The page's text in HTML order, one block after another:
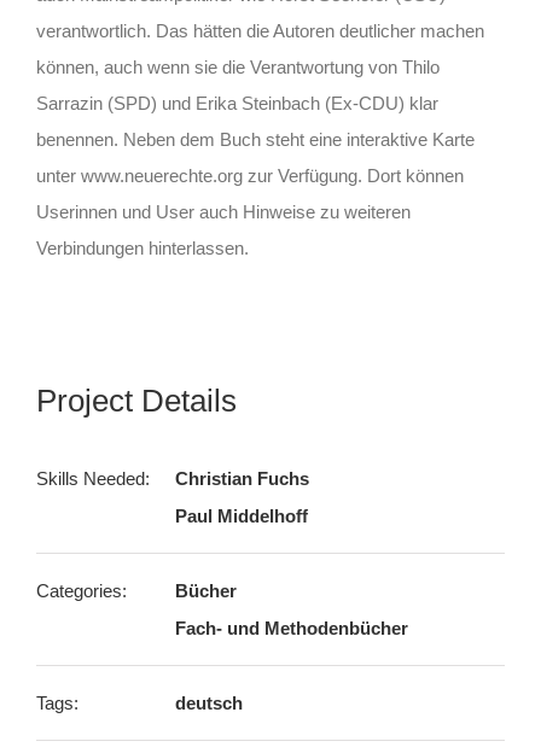
verantwortlich. Das hätten die Autoren deutlicher machen
können, auch wenn sie die Verantwortung von Thilo
Sarrazin (SPD) und Erika Steinbach (Ex-CDU) klar
benennen. Neben dem Buch steht eine interaktive Karte
unter www.neuerechte.org zur Verfügung. Dort können
Userinnen und User auch Hinweise zu weiteren
Verbindungen hinterlassen.
Project Details
Skills Needed:
Christian Fuchs
Paul Middelhoff
Categories:
Bücher
Fach- und Methodenbücher
Tags: deutsch